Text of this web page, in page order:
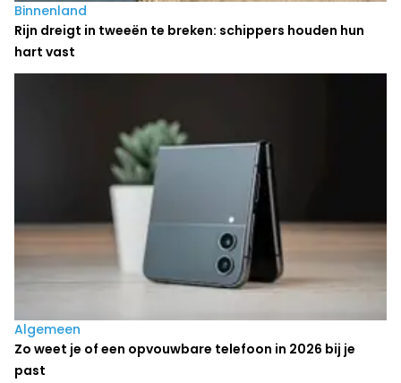
Binnenland
Rijn dreigt in tweeën te breken: schippers houden hun
hart vast
Algemeen
Zo weet je of een opvouwbare telefoon in 2026 bij je
past